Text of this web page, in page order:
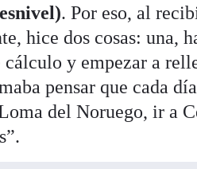
. Por eso, al
hice dos cosas: una,
y empezar a
pensar que cada
del Noruego, ir a